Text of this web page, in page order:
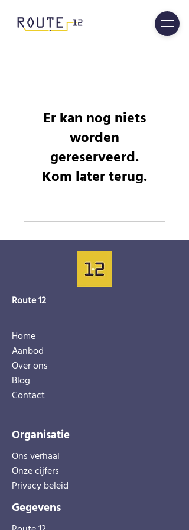
Er kan nog niets
worden
gereserveerd.
Kom later terug.
Route 12
Home
Aanbod
Over ons
Blog
Contact
Organisatie
Ons verhaal
Onze cijfers
Privacy beleid
Gegevens